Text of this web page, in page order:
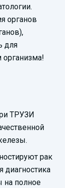
органов
для
организма!
ТРУЗИ
рак
диагностика
полное